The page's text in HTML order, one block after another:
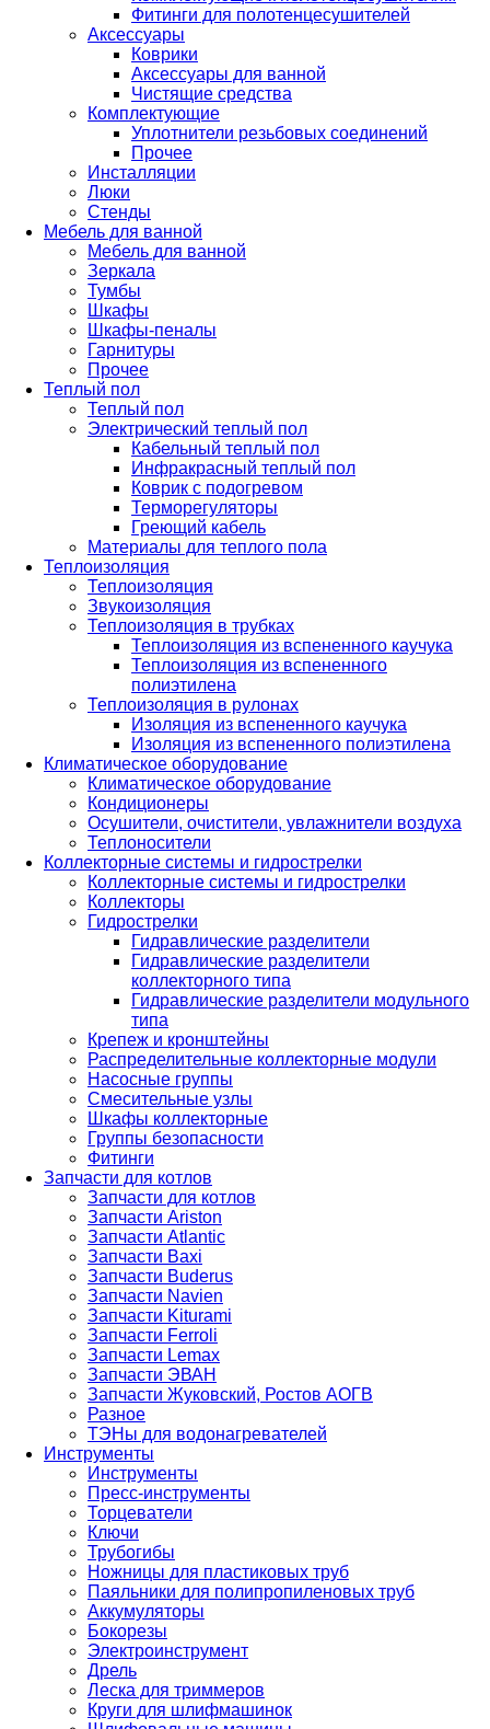
Фитинги для полотенцесушителей
Аксессуары
Коврики
Аксессуары для ванной
Чистящие средства
Комплектующие
Уплотнители резьбовых соединений
Прочее
Инсталляции
Люки
Стенды
Мебель для ванной
Мебель для ванной
Зеркала
Тумбы
Шкафы
Шкафы-пеналы
Гарнитуры
Прочее
Теплый пол
Теплый пол
Электрический теплый пол
Кабельный теплый пол
Инфракрасный теплый пол
Коврик с подогревом
Терморегуляторы
Греющий кабель
Материалы для теплого пола
Теплоизоляция
Теплоизоляция
Звукоизоляция
Теплоизоляция в трубках
Теплоизоляция из вспененного каучука
Теплоизоляция из вспененного
полиэтилена
Теплоизоляция в рулонах
Изоляция из вспененного каучука
Изоляция из вспененного полиэтилена
Климатическое оборудование
Климатическое оборудование
Кондиционеры
Осушители, очистители, увлажнители воздуха
Теплоносители
Коллекторные системы и гидрострелки
Коллекторные системы и гидрострелки
Коллекторы
Гидрострелки
Гидравлические разделители
Гидравлические разделители
коллекторного типа
Гидравлические разделители модульного
типа
Крепеж и кронштейны
Распределительные коллекторные модули
Насосные группы
Смесительные узлы
Шкафы коллекторные
Группы безопасности
Фитинги
Запчасти для котлов
Запчасти для котлов
Запчасти Ariston
Запчасти Atlantic
Запчасти Baxi
Запчасти Buderus
Запчасти Navien
Запчасти Kiturami
Запчасти Ferroli
Запчасти Lemax
Запчасти ЭВАН
Запчасти Жуковский, Ростов АОГВ
Разное
ТЭНы для водонагревателей
Инструменты
Инструменты
Пресс-инструменты
Торцеватели
Ключи
Трубогибы
Ножницы для пластиковых труб
Паяльники для полипропиленовых труб
Аккумуляторы
Бокорезы
Электроинструмент
Дрель
Леска для триммеров
Круги для шлифмашинок